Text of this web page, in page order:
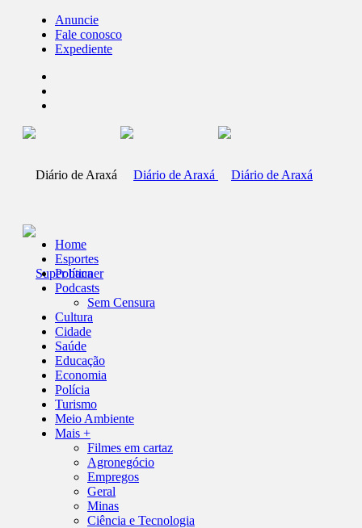
Anuncie
Fale conosco
Expediente
Home
Esportes
Política
Podcasts
Sem Censura
Cultura
Cidade
Saúde
Educação
Economia
Polícia
Turismo
Meio Ambiente
Mais +
Filmes em cartaz
Agronegócio
Empregos
Geral
Minas
Ciência e Tecnologia